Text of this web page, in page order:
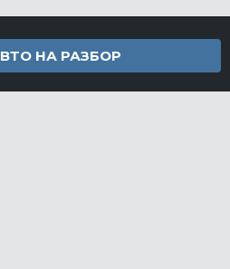
НА РАЗБОР